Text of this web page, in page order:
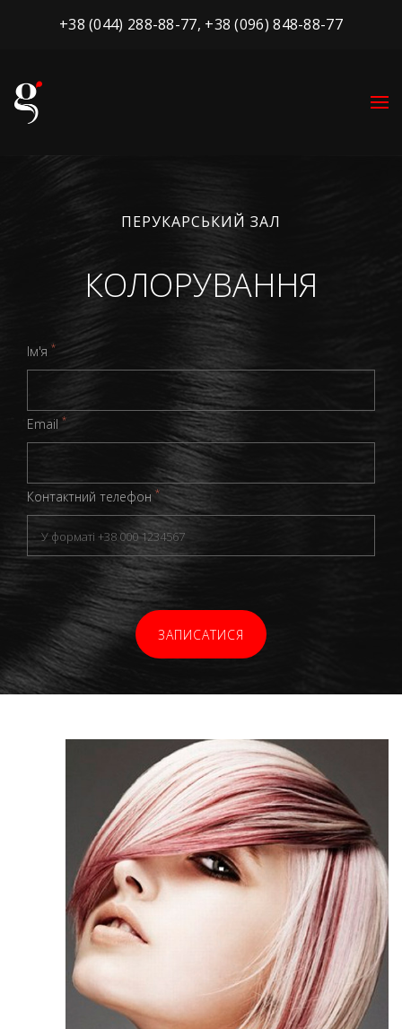
+38 (044) 288-88-77, +38 (096) 848-88-77
ПЕРУКАРСЬКИЙ ЗАЛ
КОЛОРУВАННЯ
Ім'я *
Email *
Контактний телефон *
ЗАПИСАТИСЯ